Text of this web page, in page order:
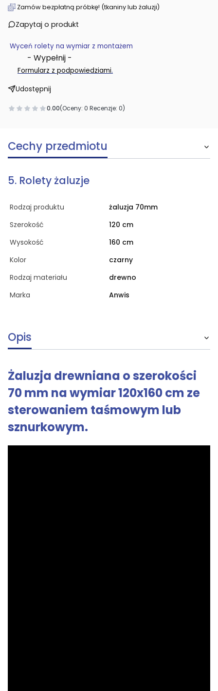
Zamów bezpłatną próbkę! (tkaniny lub żaluzji)
Zapytaj o produkt
Wyceń rolety na wymiar z montażem
- Wypełnij -
Formularz z podpowiedziami.
Udostępnij
0.00(Oceny: 0 Recenzje: 0)
Cechy przedmiotu
5. Rolety żaluzje
Rodzaj produktu
żaluzja 70mm
Szerokość
120 cm
Wysokość
160 cm
Kolor
czarny
Rodzaj materiału
drewno
Marka
Anwis
Opis
Żaluzja drewniana o szerokości
70 mm na wymiar 120x160 cm ze
sterowaniem taśmowym lub
sznurkowym.